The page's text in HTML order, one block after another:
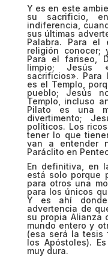
Y es en este
su sacrificio,
indiferencia,
sus últimas
Palabra. Para
religión conocer;
Para el fariseo,
limpio; Jesús
sacrificios». Para
es el Templo,
pueblo; Jesús
Templo, incluso
Pilato es una
divertimento;
políticos. Los
tener lo que
van a entender
Paráclito en
En definitiva, en
está solo porque
para otros una
para los únicos
Y es ahí
advertencia de
su propia Alianza
mundo entero y
(esa será la tesis
los Apóstoles).
muy dura.